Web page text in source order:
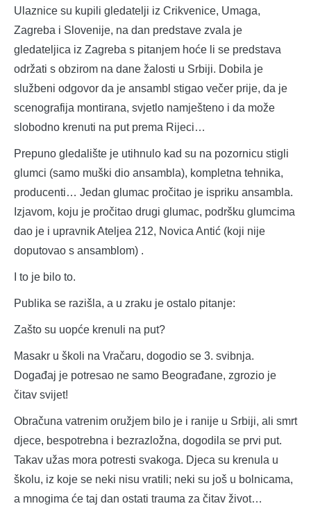
Ulaznice su kupili gledatelji iz Crikvenice, Umaga,
Zagreba i Slovenije, na dan predstave zvala je
gledateljica iz Zagreba s pitanjem hoće li se predstava
održati s obzirom na dane žalosti u Srbiji. Dobila je
službeni odgovor da je ansambl stigao večer prije, da je
scenografija montirana, svjetlo namješteno i da može
slobodno krenuti na put prema Rijeci…
Prepuno gledalište je utihnulo kad su na pozornicu stigli
glumci (samo muški dio ansambla), kompletna tehnika,
producenti… Jedan glumac pročitao je ispriku ansambla.
Izjavom, koju je pročitao drugi glumac, podršku glumcima
dao je i upravnik Ateljea 212, Novica Antić (koji nije
doputovao s ansamblom) .
I to je bilo to.
Publika se razišla, a u zraku je ostalo pitanje:
Zašto su uopće krenuli na put?
Masakr u školi na Vračaru, dogodio se 3. svibnja.
Događaj je potresao ne samo Beograđane, zgrozio je
čitav svijet!
Obračuna vatrenim oružjem bilo je i ranije u Srbiji, ali smrt
djece, bespotrebna i bezrazložna, dogodila se prvi put.
Takav užas mora potresti svakoga. Djeca su krenula u
školu, iz koje se neki nisu vratili; neki su još u bolnicama,
a mnogima će taj dan ostati trauma za čitav život…